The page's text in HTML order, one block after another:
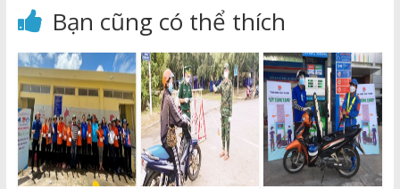
b
o
o
k
Li
n
k
n
g
e
r
r
trong nhà trường
“Cuộc cách mạng
nguyên chuyển đổi
số”→
Bạn cũng có thể thích